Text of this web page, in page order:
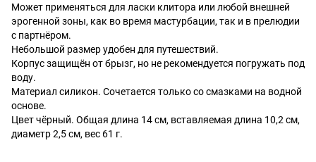
Может применяться для ласки клитора или любой внешней
эрогенной зоны, как во время мастурбации, так и в прелюдии
с партнёром.
Небольшой размер удобен для путешествий.
Корпус защищён от брызг, но не рекомендуется погружать под
воду.
Материал силикон. Сочетается только со смазками на водной
основе.
Цвет чёрный. Общая длина 14 см, вставляемая длина 10,2 см,
диаметр 2,5 см, вес 61 г.